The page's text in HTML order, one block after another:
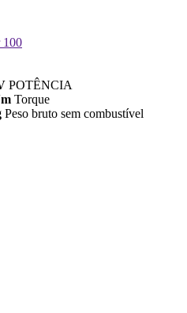
100
POTÊNCIA
Torque
Peso bruto sem combustível